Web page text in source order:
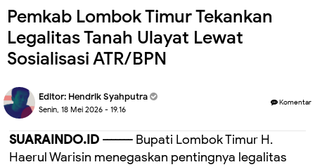
Pemkab Lombok Timur Tekankan
Legalitas Tanah Ulayat Lewat
Sosialisasi ATR/BPN
Editor: Hendrik Syahputra
Senin, 18 Mei 2026 - 19.16
Komentar
SUARAINDO.ID ------- Bupati Lombok Timur H.
Haerul Warisin menegaskan pentingnya legalitas